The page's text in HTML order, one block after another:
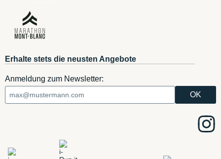
Erhalte stets die neusten Angebote
Anmeldung zum Newsletter: